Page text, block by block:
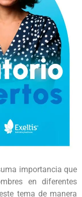
importancia que
en diferentes
tema de manera